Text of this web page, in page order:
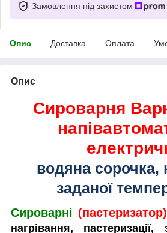
Замовлення під захистом
Опис Доставка Оплата
Опис
Сироварня
водяна сорочка,
заданої
Сироварні (пастеризатор)
нагрівання,